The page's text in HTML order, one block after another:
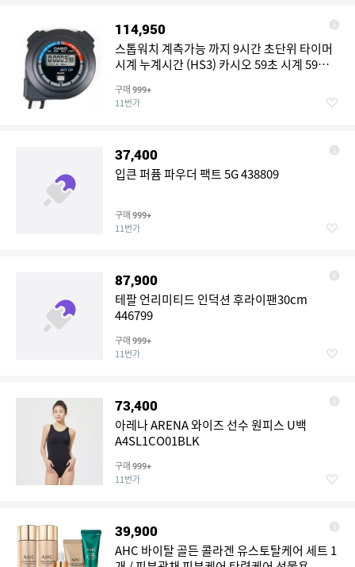
114,950
스톱워치 계측가능 까지 9시간 초단위 타이머
시계 누계시간 (HS3) 카시오 59초 시계 59분
구매 999+
11번가
37,400
입큰 퍼퓸 파우더 팩트 5G 438809
구매 999+
11번가
87,900
테팔 언리미티드 인덕션 후라이팬30cm
446799
구매 999+
11번가
73,400
아레나 ARENA 와이즈 선수 원피스 U백
A4SL1CO01BLK
구매 999+
11번가
39,900
AHC 바이탈 골든 콜라겐 유스토탈케어 세트 1